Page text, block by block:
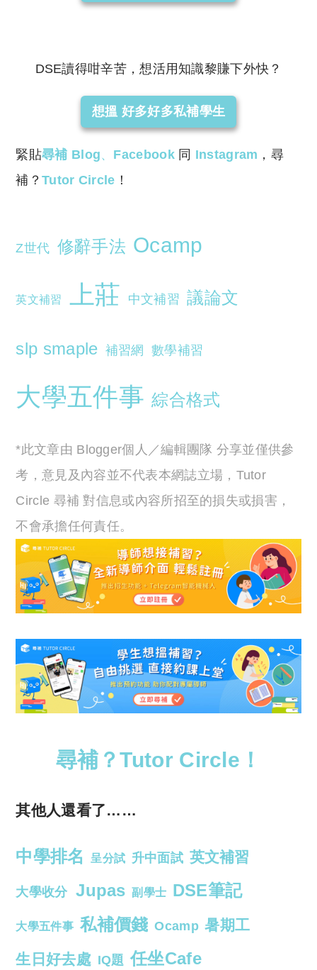
DSE讀得咁辛苦，想活用知識黎賺下外快？
想搵 好多好多私補學生
緊貼尋補 Blog、 Facebook 同 Instagram ，尋
補？Tutor Circle ！
Z世代 修辭手法 Ocamp
英文補習 上莊 中文補習 議論文
slp smaple 補習網 數學補習
大學五件事 綜合格式
*此文章由 Blogger個人／編輯團隊 分享並僅供參
考，意見及內容並不代表本網誌立場，Tutor
Circle 尋補 對信息或內容所招至的損失或損害，
不會承擔任何責任。
尋補？Tutor Circle！
其他人還看了……
中學排名 呈分試 升中面試 英文補習
大學收分 Jupas 副學士 DSE筆記
大學五件事 私補價錢 Ocamp 暑期工
生日好去處 IQ題 任坐Cafe